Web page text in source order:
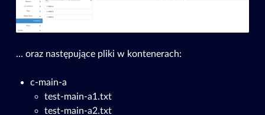
… oraz następujące pliki w kontenerach:
c-main-a
test-main-a1.txt
test-main-a2.txt